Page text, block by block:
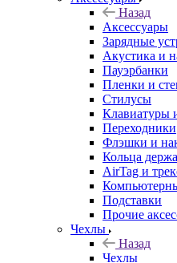
Назад
Аксессуары
Зарядные
Акустика и
Пауэрбанки
Пленки и
Стилусы
Клавиатуры
Переходники
Флэшки и
Кольца
AirTag и
Подставки
Прочие
Чехлы
Назад
Чехлы